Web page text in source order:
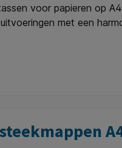
voor papieren op
met een